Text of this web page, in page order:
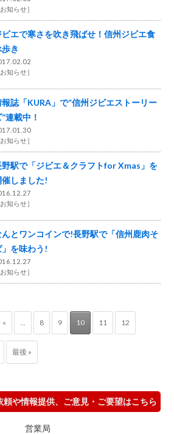
お知らせ］
ビエで寒さを吹き飛ばせ！信州ジビエ食
き
お知らせ］
報誌「KURA」で”信州ジビエストーリー
”連載中！
お知らせ］
野駅で「ジビエ＆クラフトfor Xmas」を
催しました!
お知らせ］
んとワンコインで!長野駅で「信州鹿肉そ
」を味わう!
お知らせ］
« 8 9 10 11 12
最後 »
頼や情報提供、ご意見・ご要望はこちら
営業局